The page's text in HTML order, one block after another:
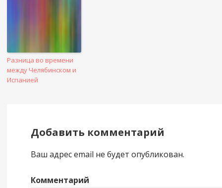
Разница во времени
между Челябинском и
Испанией
Добавить комментарий
Ваш адрес email не будет опубликован.
Комментарий